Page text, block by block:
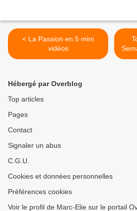
< La Passion en 5 mini
vidéos
Hébergé par Overblog
Top articles
Pages
Contact
Signaler un abus
C.G.U.
Cookies et données personnelles
Préférences cookies
Voir le profil de Marc-Elie sur le portail